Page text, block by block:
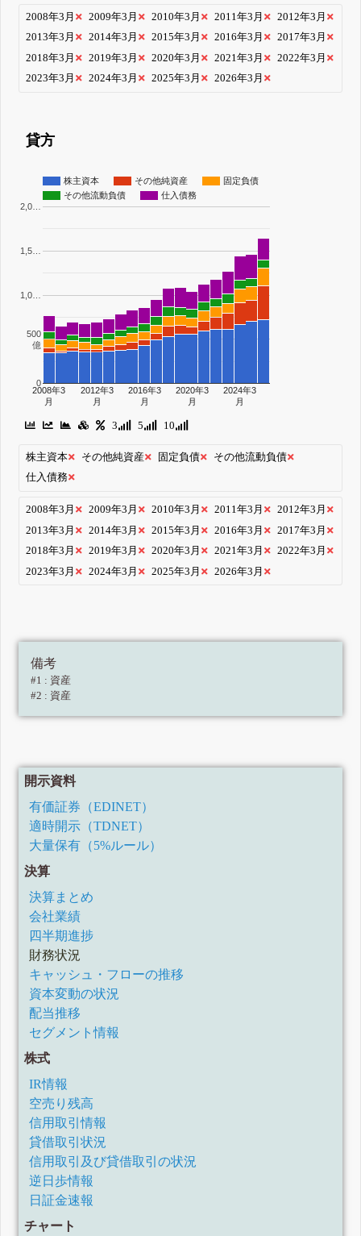
2008年3月 2009年3月 2010年3月 2011年3月
2012年3月
2013年3月
2014年3月 2015年3月 2016年3月
2017年3月
2018年3月
2019年3月 2020年3月 2021年3月
2022年3月
2023年3月
2024年3月 2025年3月 2026年3月
貸方
株主資本 その他純資産
固定負債
その他流動負債
仕入債務
2008年3
月
2012年3
月
2016年3
月
2020年3
月
2024年3
月
0
500
億
1,0…
1,5…
2,0…
3 5 10
株主資本 その他純資産 固定負債
その他流動負債
仕入債務
2008年3月 2009年3月 2010年3月 2011年3月
2012年3月
2013年3月
2014年3月 2015年3月 2016年3月
2017年3月
2018年3月
2019年3月 2020年3月 2021年3月
2022年3月
2023年3月
2024年3月 2025年3月 2026年3月
備考
#1 : 資産
#2 : 資産
開示資料
有価証券（EDINET）
適時開示（TDNET）
大量保有（5%ルール）
決算
決算まとめ
会社業績
四半期進捗
財務状況
キャッシュ・フローの推移
資本変動の状況
配当推移
セグメント情報
株式
IR情報
空売り残高
信用取引情報
貸借取引状況
信用取引及び貸借取引の状況
逆日歩情報
日証金速報
チャート